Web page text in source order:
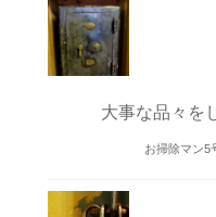
大事な品々を
お掃除マン5